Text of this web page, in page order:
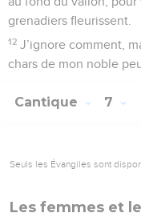
grenadiers fleurissent.
12 J’ignore comment,
chars de mon noble
Cantique 7
Seuls les Évangiles sont
Les femmes et